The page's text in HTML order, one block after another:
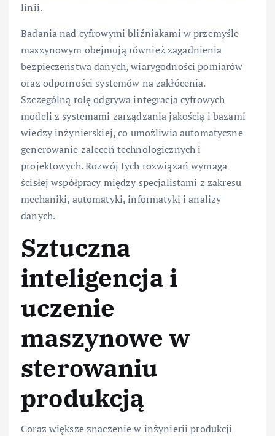
linii.
Badania nad cyfrowymi bliźniakami w przemyśle
maszynowym obejmują również zagadnienia
bezpieczeństwa danych, wiarygodności pomiarów
oraz odporności systemów na zakłócenia.
Szczególną rolę odgrywa integracja cyfrowych
modeli z systemami zarządzania jakością i bazami
wiedzy inżynierskiej, co umożliwia automatyczne
generowanie zaleceń technologicznych i
projektowych. Rozwój tych rozwiązań wymaga
ścisłej współpracy między specjalistami z zakresu
mechaniki, automatyki, informatyki i analizy
danych.
Sztuczna
inteligencja i
uczenie
maszynowe w
sterowaniu
produkcją
Coraz większe znaczenie w inżynierii produkcji